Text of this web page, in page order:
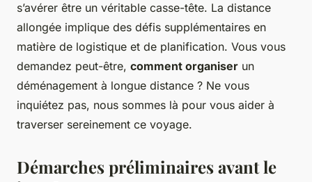
s’avérer être un véritable casse-tête. La distance
allongée implique des défis supplémentaires en
matière de logistique et de planification. Vous vous
demandez peut-être, comment organiser un
déménagement à longue distance ? Ne vous
inquiétez pas, nous sommes là pour vous aider à
traverser sereinement ce voyage.
Démarches préliminaires avant le